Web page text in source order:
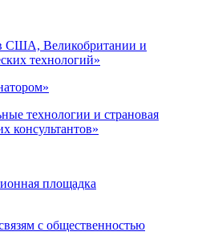
США, Великобритании и
технологий»
технологии и страновая
консультантов»
площадка
с общественностью